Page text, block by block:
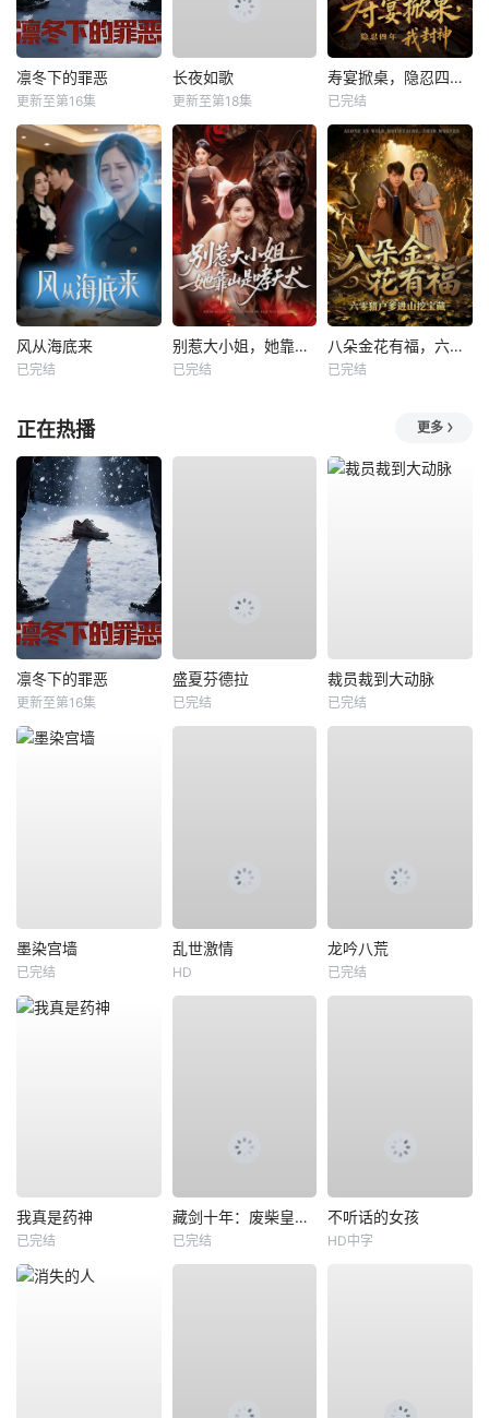
凛冬下的罪恶
更新至第16集
长夜如歌
更新至第18集
寿宴掀桌，隐忍四年我封神
已完结
风从海底来
已完结
别惹大小姐，她靠山是哮天犬
已完结
八朵金花有福，六零猎户爹进山挖宝藏
已完结
正在热播 更多
凛冬下的罪恶
更新至第16集
盛夏芬德拉
已完结
裁员裁到大动脉
已完结
墨染宫墙
已完结
乱世激情
HD
龙吟八荒
已完结
我真是药神
已完结
藏剑十年：废柴皇子竟是绝世强龙
已完结
不听话的女孩
HD中字